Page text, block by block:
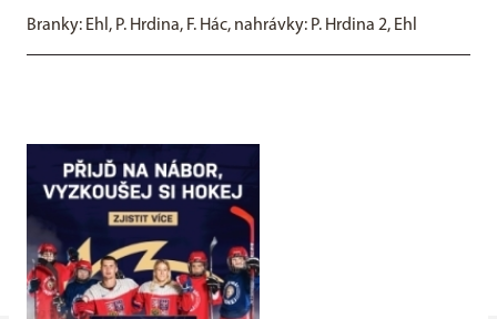
Branky: Ehl, P. Hrdina, F. Hác, nahrávky: P. Hrdina 2, Ehl